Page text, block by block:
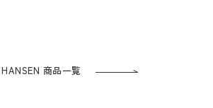
商品一覧